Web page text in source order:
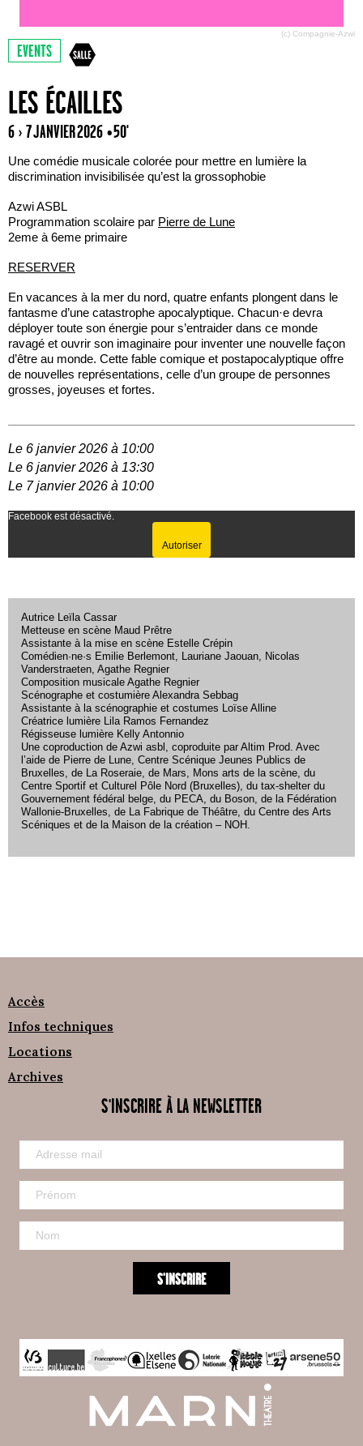
(c) Compagnie-Azwi
EVENTS
LES ÉCAILLES
6 › 7 JANVIER 2026 • 50'
Une comédie musicale colorée pour mettre en lumière la
discrimination invisibilisée qu’est la grossophobie
Azwi ASBL
Programmation scolaire par Pierre de Lune
2eme à 6eme primaire
RESERVER
En vacances à la mer du nord, quatre enfants plongent dans le
fantasme d’une catastrophe apocalyptique. Chacun·e devra
déployer toute son énergie pour s’entraider dans ce monde
ravagé et ouvrir son imaginaire pour inventer une nouvelle façon
d’être au monde. Cette fable comique et postapocalyptique offre
de nouvelles représentations, celle d’un groupe de personnes
grosses, joyeuses et fortes.
Le 6 janvier 2026 à 10:00
Le 6 janvier 2026 à 13:30
Le 7 janvier 2026 à 10:00
Facebook est désactivé.
Autoriser
Autrice Leïla Cassar
Metteuse en scène Maud Prêtre
Assistante à la mise en scène Estelle Crépin
Comédien·ne·s Emilie Berlemont, Lauriane Jaouan, Nicolas
Vanderstraeten, Agathe Regnier
Composition musicale Agathe Regnier
Scénographe et costumière Alexandra Sebbag
Assistante à la scénographie et costumes Loïse Alline
Créatrice lumière Lila Ramos Fernandez
Régisseuse lumière Kelly Antonnio
Une coproduction de Azwi asbl, coproduite par Altim Prod. Avec
l’aide de Pierre de Lune, Centre Scénique Jeunes Publics de
Bruxelles, de La Roseraie, de Mars, Mons arts de la scène, du
Centre Sportif et Culturel Pôle Nord (Bruxelles), du tax-shelter du
Gouvernement fédéral belge, du PECA, du Boson, de la Fédération
Wallonie-Bruxelles, de La Fabrique de Théâtre, du Centre des Arts
Scéniques et de la Maison de la création – NOH.
Accès
Infos techniques
Locations
Archives
S'INSCRIRE À LA NEWSLETTER